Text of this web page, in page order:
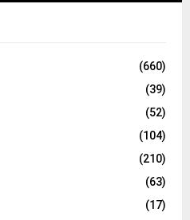
(660)
(39)
(52)
(104)
(210)
(63)
(17)